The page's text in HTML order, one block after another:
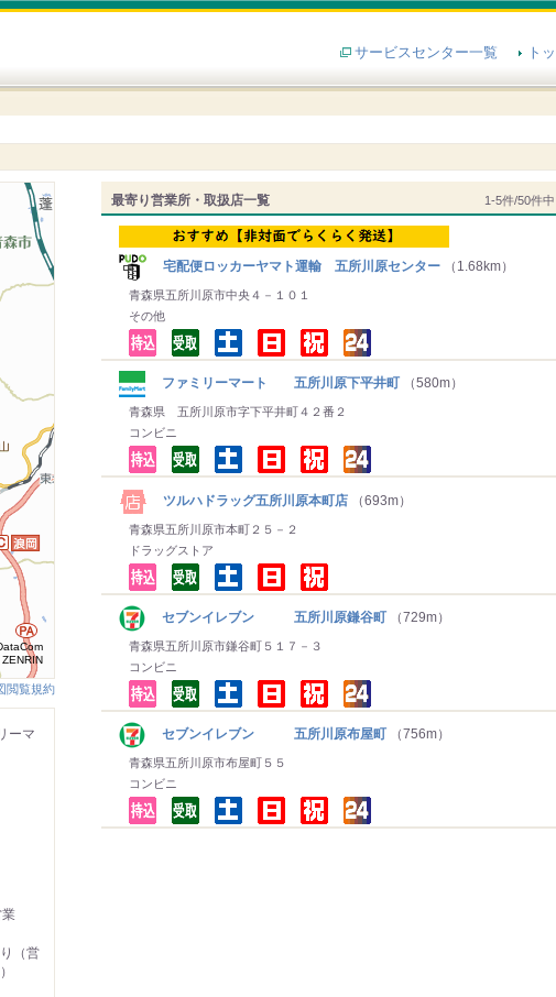
サービスセンター一覧
ト
最寄り営業所・取扱店一覧 1-5件/50件
宅配便ロッカーヤマト運輸 五所川原センター （1.68km）
青森県五所川原市中央４－１０１
その他
ファミリーマート 五所川原下平井町 （580m）
青森県 五所川原市字下平井町４２番２
コンビニ
ツルハドラッグ五所川原本町店 （693m）
青森県五所川原市本町２５－２
ドラッグストア
セブンイレブン 五所川原鎌谷町 （729m）
青森県五所川原市鎌谷町５１７－３
コンビニ
セブンイレブン 五所川原布屋町 （756m）
青森県五所川原市布屋町５５
コンビニ
閲覧規約
ーマ
（営